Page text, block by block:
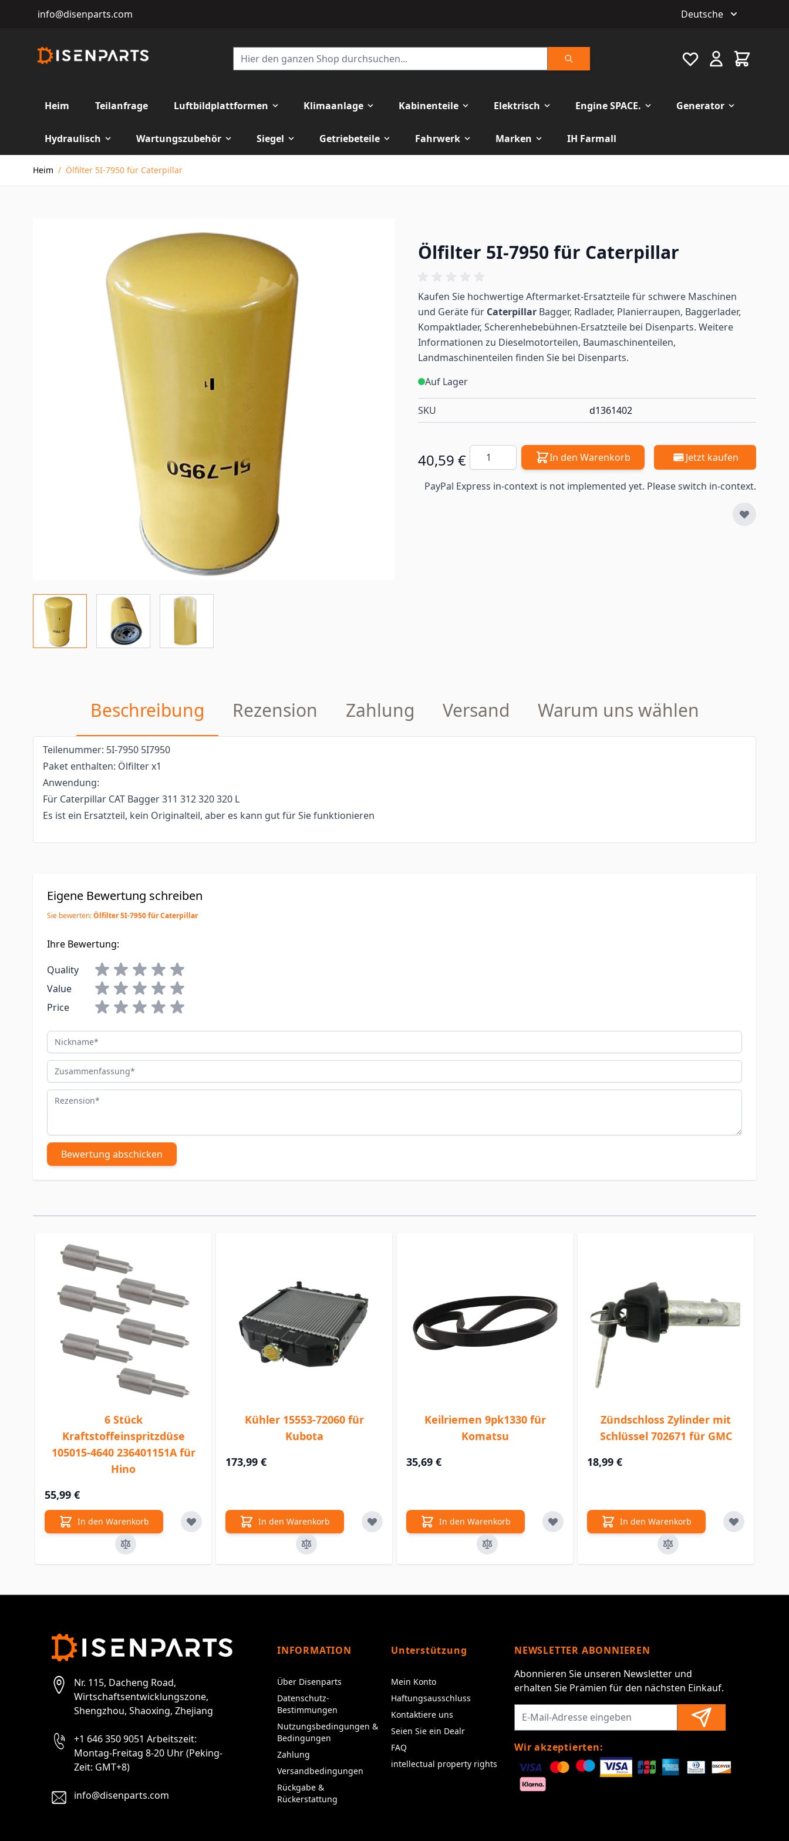
info@disenparts.com Deutsche
Suche
Favourite Warenkorb
Heim Teilanfrage Luftbildplattformen Klimaanlage Kabinenteile Elektrisch Engine SPACE. Generator
Hydraulisch Wartungszubehör Siegel Getriebeteile Fahrwerk Marken
IH Farmall
Heim / Ölfilter 5I-7950 für Caterpillar
Ölfilter 5I-7950 für Caterpillar
Kaufen Sie hochwertige Aftermarket-Ersatzteile für schwere Maschinen
und Geräte für Caterpillar Bagger, Radlader, Planierraupen, Baggerlader,
Kompaktlader, Scherenhebebühnen-Ersatzteile bei Disenparts. Weitere
Informationen zu Dieselmotorteilen, Baumaschinenteilen,
Landmaschinenteilen finden Sie bei Disenparts.
Auf Lager
SKU d1361402
40,59 € Menge In den Warenkorb Jetzt kaufen
PayPal Express in-context is not implemented yet. Please switch in-context.
Beschreibung Rezension Zahlung Versand Warum uns wählen
Teilenummer: 5I-7950 5I7950
Paket enthalten: Ölfilter x1
Anwendung:
Für Caterpillar CAT Bagger 311 312 320 320 L
Es ist ein Ersatzteil, kein Originalteil, aber es kann gut für Sie funktionieren
Eigene Bewertung schreiben
Sie bewerten:Ölfilter 5I-7950 für Caterpillar
Ihre Bewertung:
Quality
Value
Price
Nickname
Zusammenfassung
Rezension
Bewertung abschicken
6 Stück
Kraftstoffeinspritzdüse
105015-4640 236401151A für
Hino
55,99 €
In den Warenkorb
Kühler 15553-72060 für
Kubota
173,99 €
In den Warenkorb
Keilriemen 9pk1330 für
Komatsu
35,69 €
In den Warenkorb
Zündschloss Zylinder mit
Schlüssel 702671 für GMC
18,99 €
In den Warenkorb
Nr. 115, Dacheng Road,
Wirtschaftsentwicklungszone,
Shengzhou, Shaoxing, Zhejiang
+1 646 350 9051 Arbeitszeit:
Montag-Freitag 8-20 Uhr (Peking-
Zeit: GMT+8)
info@disenparts.com
INFORMATION
Über Disenparts
Datenschutz-
Bestimmungen
Nutzungsbedingungen &
Bedingungen
Zahlung
Versandbedingungen
Rückgabe &
Rückerstattung
Unterstützung
Mein Konto
Haftungsausschluss
Kontaktiere uns
Seien Sie ein Dealr
FAQ
intellectual property rights
NEWSLETTER ABONNIEREN
Abonnieren Sie unseren Newsletter und
erhalten Sie Prämien für den nächsten Einkauf.
Wir akzeptierten: